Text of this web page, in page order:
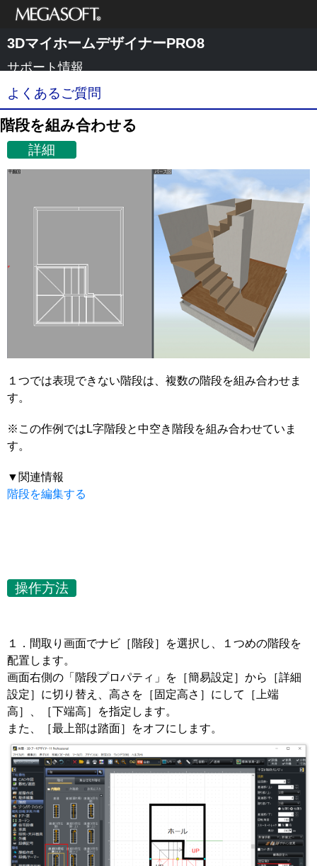
メガソフト株式
会社
3DマイホームデザイナーPRO8
サポート情報
よくあるご質問
階段を組み合わせる
詳細
１つでは表現できない階段は、複数の階段を組み合わせま
す。
※この作例ではL字階段と中空き階段を組み合わせていま
す。
▼関連情報
階段を編集する
操作方法
１．間取り画面でナビ［階段］を選択し、１つめの階段を
配置します。
画面右側の「階段プロパティ」を［簡易設定］から［詳細
設定］に切り替え、高さを［固定高さ］にして［上端
高］、［下端高］を指定します。
また、［最上部は踏面］をオフにします。